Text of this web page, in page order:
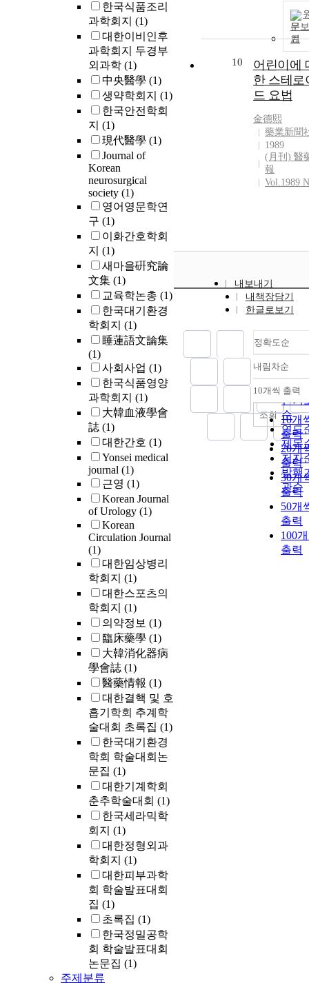
한국식품조리
과학회지 (1)
대한이비인후
과학회지 두경부
외과학 (1)
中央醫學 (1)
생약학회지 (1)
한국안전학회
지 (1)
現代醫學 (1)
Journal of
Korean
neurosurgical
society (1)
영어영문학연
구 (1)
이화간호학회
지 (1)
새마을硏究論
文集 (1)
교육학논총 (1)
한국대기환경
학회지 (1)
睡蓮語文論集
(1)
사회사업 (1)
한국식품영양
과학회지 (1)
大韓血液學會
誌 (1)
대한간호 (1)
Yonsei medical
journal (1)
근영 (1)
Korean Journal
of Urology (1)
Korean
Circulation Journal
(1)
대한임상병리
학회지 (1)
대한스포츠의
학회지 (1)
의약정보 (1)
臨床藥學 (1)
大韓消化器病
學會誌 (1)
醫藥情報 (1)
대한결핵 및 호
흡기학회 추계학
술대회 초록집 (1)
한국대기환경
학회 학술대회논
문집 (1)
대한기계학회
춘추학술대회 (1)
한국세라믹학
회지 (1)
대한정형외과
학회지 (1)
대한피부과학
회 학술발표대회
집 (1)
초록집 (1)
한국정밀공학
회 학술발표대회
논문집 (1)
주제분류
문보
기
10
어린이에
한 스테로
드 요법
金德熙
藥業新聞
1989
(月刊) 醫
報
Vol.1989
내보내기
내책장담기
한글로보기
정확도순
정확
순
인기
순
연도
제목
저자
발행
관순
내림차순
내림
10개씩 출력
10개
출력
20개
출력
30개
출력
50개
출력
100
출력
조회